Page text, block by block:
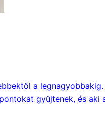
a legnagyobbakig.
gyűjtenek, és aki